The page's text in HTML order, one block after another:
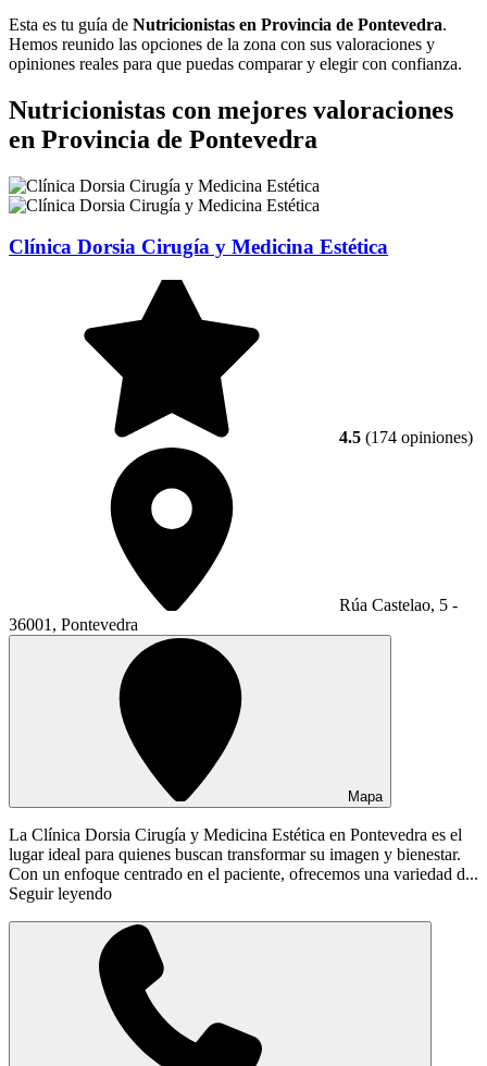
Esta es tu guía de Nutricionistas en Provincia de Pontevedra.
Hemos reunido las opciones de la zona con sus valoraciones y
opiniones reales para que puedas comparar y elegir con confianza.
Nutricionistas con mejores valoraciones
en Provincia de Pontevedra
Clínica Dorsia Cirugía y Medicina Estética
4.5 (174 opiniones)
Rúa Castelao, 5 -
36001, Pontevedra
Mapa
La Clínica Dorsia Cirugía y Medicina Estética en Pontevedra es el
lugar ideal para quienes buscan transformar su imagen y bienestar.
Con un enfoque centrado en el paciente, ofrecemos una variedad d...
Seguir leyendo